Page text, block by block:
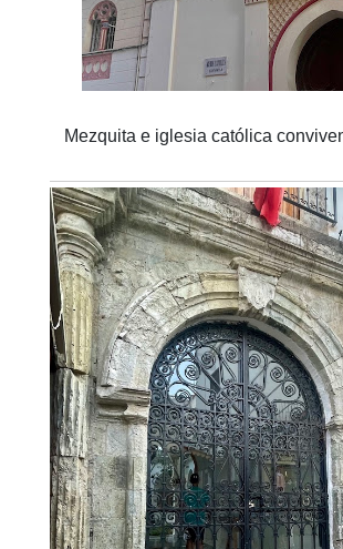
Mezquita e iglesia católica